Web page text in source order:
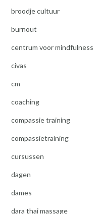
broodje cultuur
burnout
centrum voor mindfulness
civas
cm
coaching
compassie training
compassietraining
cursussen
dagen
dames
dara thai massage